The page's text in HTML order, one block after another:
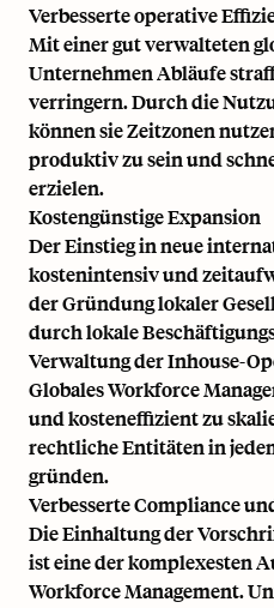
Verbesserte operative
Mit einer gut verwalteten
Unternehmen Abläufe
verringern. Durch die
können sie Zeitzonen
produktiv zu sein und
erzielen.
Kostengünstige Expansion
Der Einstieg in neue
kostenintensiv und
der Gründung lokaler
durch lokale
Verwaltung der Inhouse-
Globales Workforce
und kosteneffizient zu
rechtliche Entitäten in
gründen.
Verbesserte Compliance
Die Einhaltung der
ist eine der komplexesten
Workforce Management.